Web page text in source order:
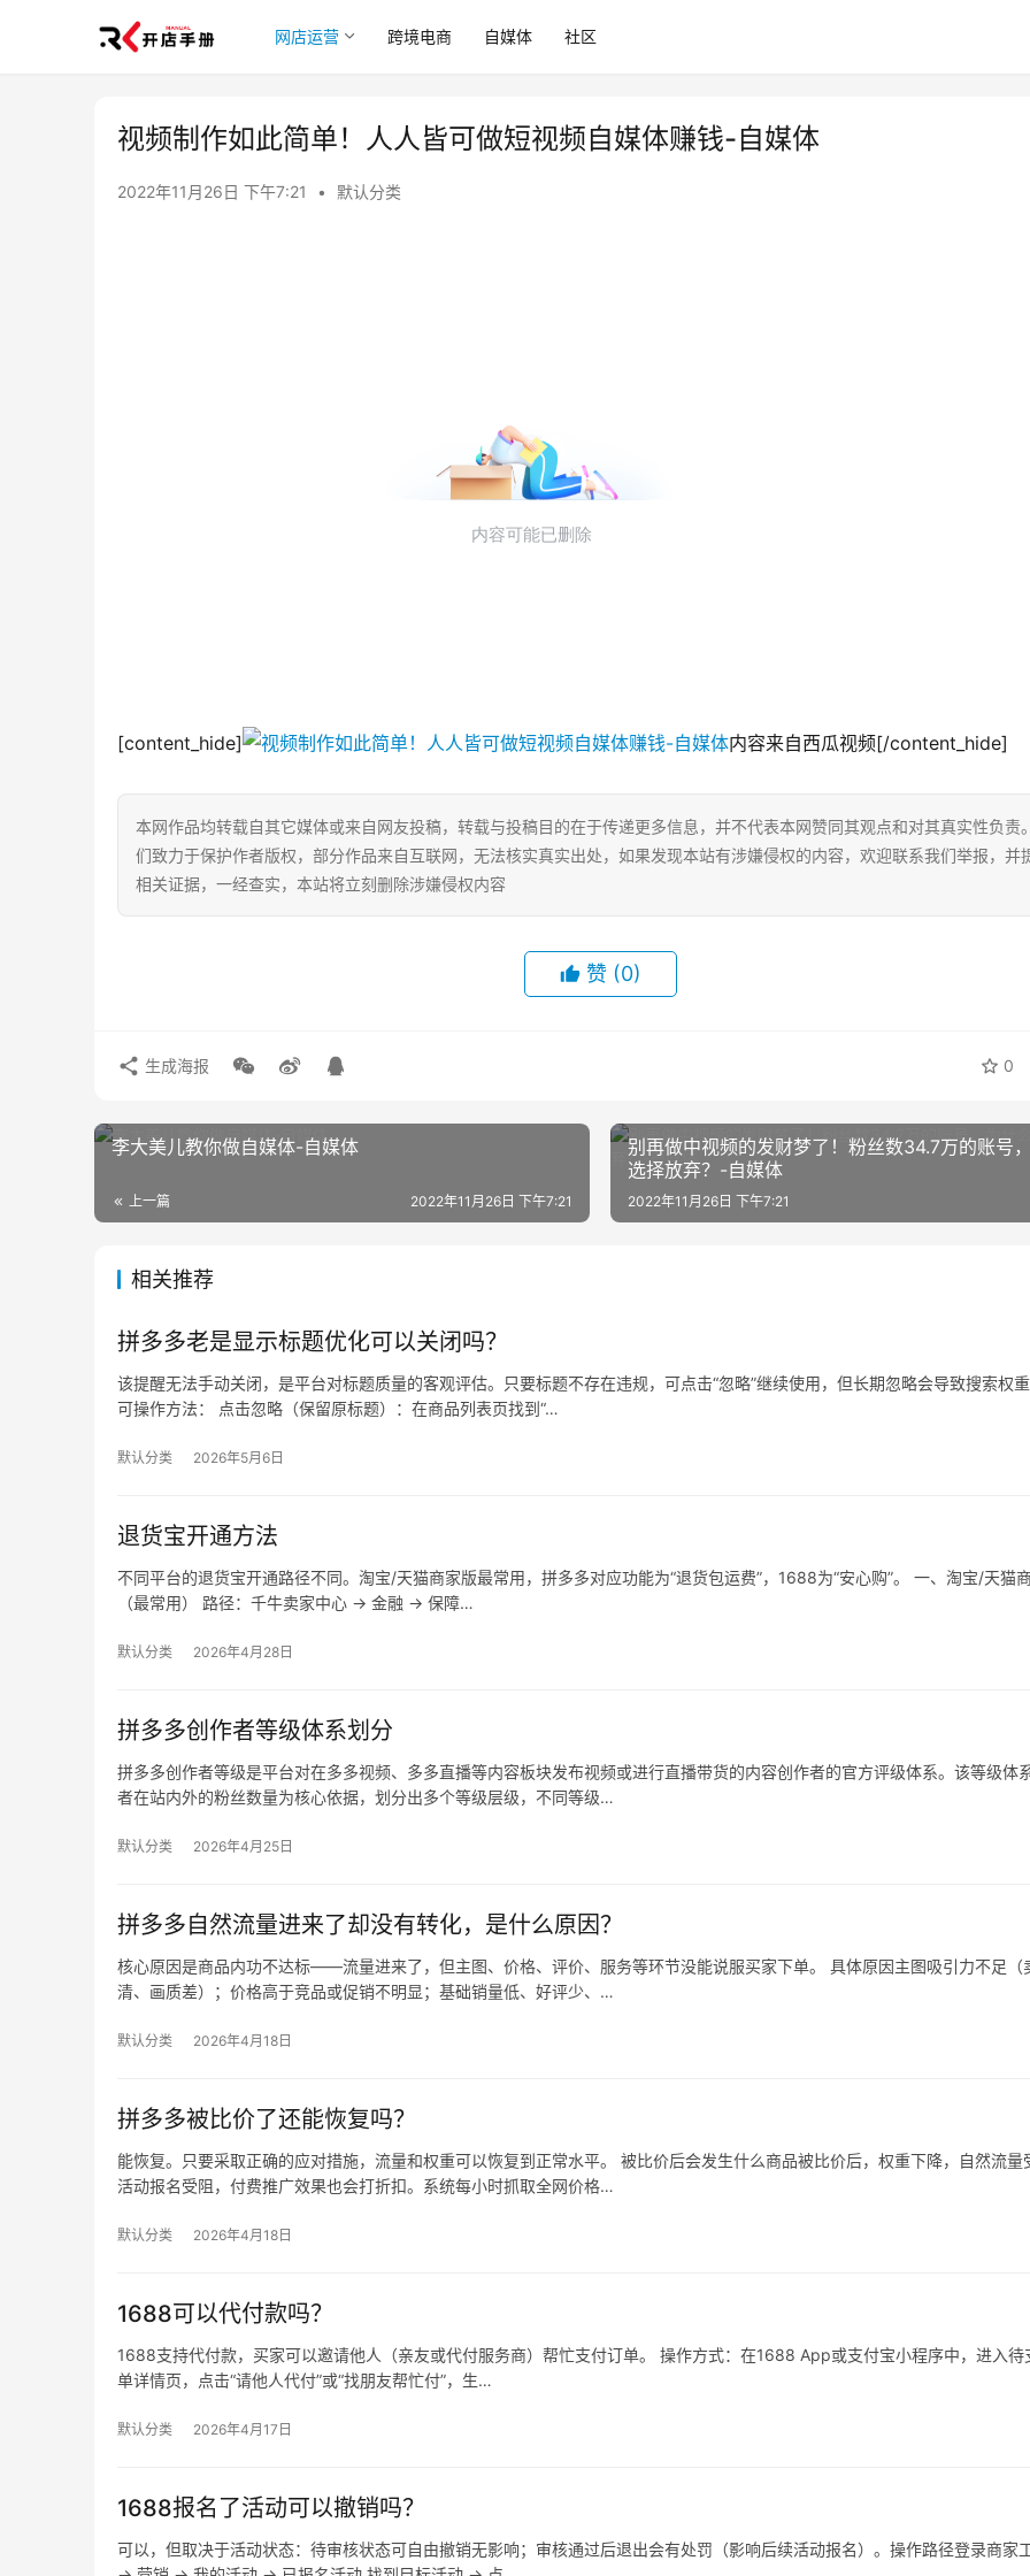
网店运营 跨境电商 自媒体 社区
视频制作如此简单！人人皆可做短视频自媒体赚钱-自媒体
2022年11月26日 下午7:21 • 默认分类
[content_hide] 内容来自西瓜视频[/content_hide]
本网作品均转载自其它媒体或来自网友投稿，转载与投稿目的在于传递更多信息，并不代表本网赞同其观点和对其真实性负责
们致力于保护作者版权，部分作品来自互联网，无法核实真实出处，如果发现本站有涉嫌侵权的内容，欢迎联系我们举报，并
相关证据，一经查实，本站将立刻删除涉嫌侵权内容
赞 (0)
0
生成海报
李大美儿教你做自媒体-自媒体
上一篇 2022年11月26日 下午7:21
别再做中视频的发财梦了！粉丝数34.7万的账号
选择放弃？-自媒体
2022年11月26日 下午7:21
相关推荐
拼多多老是显示标题优化可以关闭吗？
该提醒无法手动关闭，是平台对标题质量的客观评估。只要标题不存在违规，可点击“忽略”继续使用，但长期忽略会导致搜索权重
可操作方法： 点击忽略（保留原标题）：在商品列表页找到“…
默认分类 2026年5月6日
退货宝开通方法
不同平台的退货宝开通路径不同。淘宝/天猫商家版最常用，拼多多对应功能为“退货包运费”，1688为“安心购”。 一、淘宝/天猫
（最常用） 路径：千牛卖家中心 → 金融 → 保障…
默认分类 2026年4月28日
拼多多创作者等级体系划分
拼多多创作者等级是平台对在多多视频、多多直播等内容板块发布视频或进行直播带货的内容创作者的官方评级体系。该等级体
者在站内外的粉丝数量为核心依据，划分出多个等级层级，不同等级…
默认分类 2026年4月25日
拼多多自然流量进来了却没有转化，是什么原因？
核心原因是商品内功不达标——流量进来了，但主图、价格、评价、服务等环节没能说服买家下单。 具体原因主图吸引力不足（
清、画质差）；价格高于竞品或促销不明显；基础销量低、好评少、…
默认分类 2026年4月18日
拼多多被比价了还能恢复吗？
能恢复。只要采取正确的应对措施，流量和权重可以恢复到正常水平。 被比价后会发生什么商品被比价后，权重下降，自然流量
活动报名受阻，付费推广效果也会打折扣。系统每小时抓取全网价格…
默认分类 2026年4月18日
1688可以代付款吗？
1688支持代付款，买家可以邀请他人（亲友或代付服务商）帮忙支付订单。 操作方式：在1688 App或支付宝小程序中，进入待
单详情页，点击“请他人代付”或“找朋友帮忙付”，生…
默认分类 2026年4月17日
1688报名了活动可以撤销吗？
可以，但取决于活动状态：待审核状态可自由撤销无影响；审核通过后退出会有处罚（影响后续活动报名）。操作路径登录商家